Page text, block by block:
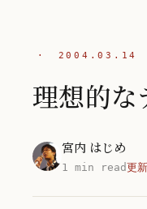
· 2004.03.14
理想的な
宮内 はじめ
1 min read更